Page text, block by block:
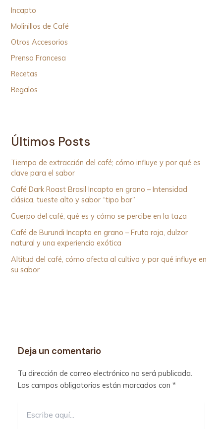
Incapto
Molinillos de Café
Otros Accesorios
Prensa Francesa
Recetas
Regalos
Últimos Posts
Tiempo de extracción del café; cómo influye y por qué es
clave para el sabor
Café Dark Roast Brasil Incapto en grano – Intensidad
clásica, tueste alto y sabor “tipo bar”
Cuerpo del café; qué es y cómo se percibe en la taza
Café de Burundi Incapto en grano – Fruta roja, dulzor
natural y una experiencia exótica
Altitud del café, cómo afecta al cultivo y por qué influye en
su sabor
Deja un comentario
Tu dirección de correo electrónico no será publicada.
Los campos obligatorios están marcados con*
aquí...